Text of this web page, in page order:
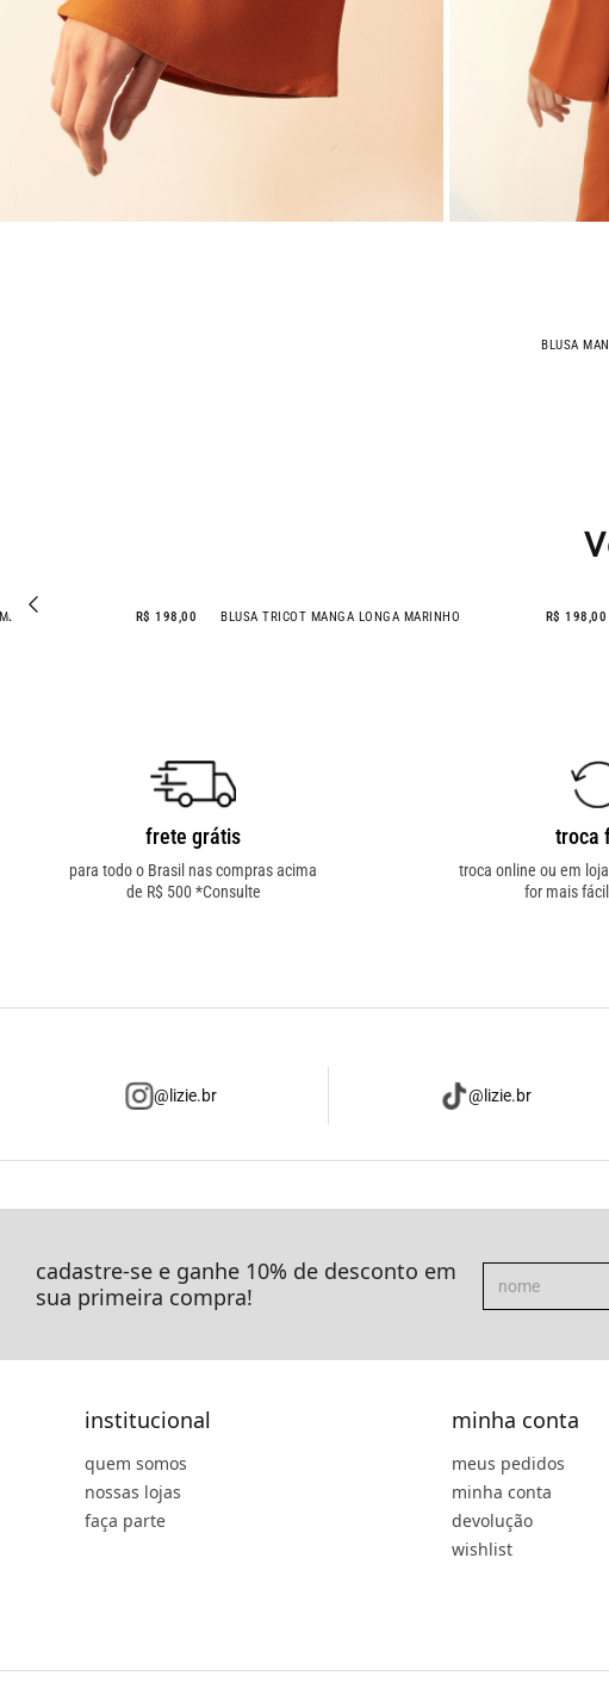
BAZAR
BLUSA
BLUSA SYNC COM MANGA CARAMELO R$ 198,00 BLUSA TRICOT MANGA LONGA
frete grátis
para todo o Brasil nas compras acima
de R$ 500 *Consulte
troca
troca online ou em
for mais
@lizie.br @lizie.br
cadastre-se e ganhe 10% de desconto em
sua primeira compra!
institucional
quem somos
nossas lojas
faça parte
minha conta
meus pedidos
minha conta
devolução
wishlist